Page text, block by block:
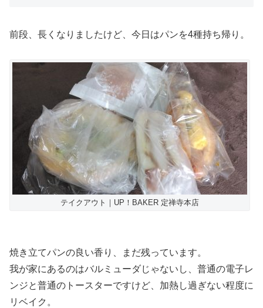
前段、長くなりましたけど、今日はパンを4種持ち帰り。
テイクアウト｜UP！BAKER 定禅寺本店
焼き立てパンの良い香り、まだ残っています。
我が家にあるのはバルミューダじゃないし、普通の電子レ
ンジと普通のトースターですけど、加熱し過ぎない程度に
リベイク。